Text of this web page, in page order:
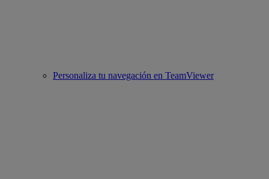
Personaliza tu navegación en TeamViewer